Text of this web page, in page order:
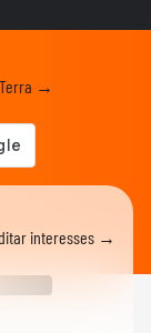
a Paredes
desabar
em
Terra →
interesses →